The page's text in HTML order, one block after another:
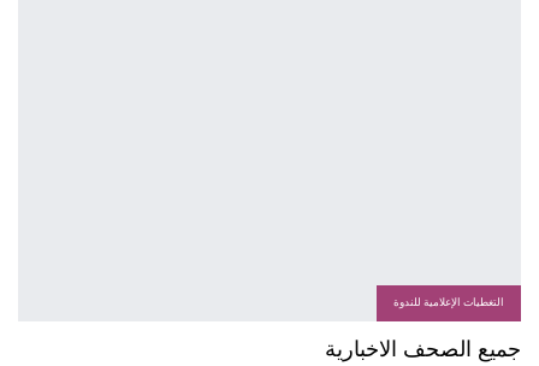
التغطيات الإعلامية للندوة
جميع الصحف الاخبارية